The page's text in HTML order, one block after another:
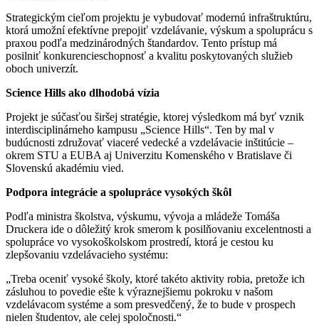
Strategickým cieľom projektu je vybudovať modernú infraštruktúru,
ktorá umožní efektívne prepojiť vzdelávanie, výskum a spoluprácu s
praxou podľa medzinárodných štandardov. Tento prístup má
posilniť konkurencieschopnosť a kvalitu poskytovaných služieb
oboch univerzít.
Science Hills ako dlhodobá vízia
Projekt je súčasťou širšej stratégie, ktorej výsledkom má byť vznik
interdisciplinárneho kampusu „Science Hills“. Ten by mal v
budúcnosti združovať viaceré vedecké a vzdelávacie inštitúcie –
okrem STU a EUBA aj Univerzitu Komenského v Bratislave či
Slovenskú akadémiu vied.
Podpora integrácie a spolupráce vysokých škôl
Podľa ministra školstva, výskumu, vývoja a mládeže Tomáša
Druckera ide o dôležitý krok smerom k posilňovaniu excelentnosti a
spolupráce vo vysokoškolskom prostredí, ktorá je cestou ku
zlepšovaniu vzdelávacieho systému:
„Treba oceniť vysoké školy, ktoré takéto aktivity robia, pretože ich
zásluhou to povedie ešte k výraznejšiemu pokroku v našom
vzdelávacom systéme a som presvedčený, že to bude v prospech
nielen študentov, ale celej spoločnosti.“